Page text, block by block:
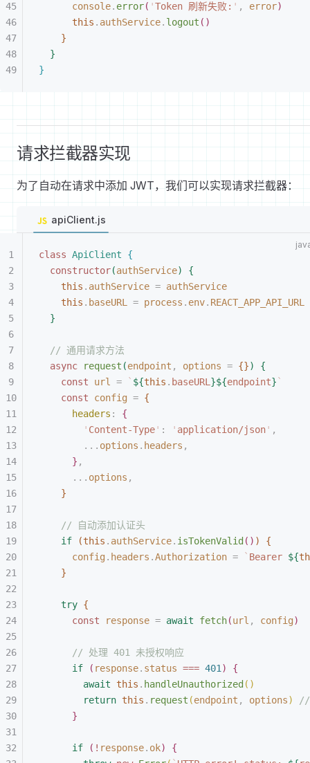
console. error( 'Token 刷新失败: ' , error)
this . authService. logout ( )
}
}
}
请求拦截器实现
为了自动在请求中添加 JWT，我们可以实现请求拦截器：
apiClient.js
class ApiClient
{
constructor(authService)
{
this . authService = authService
this . baseURL = process . env. REACT_APP_API_URL
}
// 通用请求方法
async request (endpoint , options = {})
{
const url = ` ${this . baseURL }${endpoint} `
const config = {
headers :
{
' Content-Type' : ' application/json' ,
... options . headers ,
} ,
... options ,
}
// 自动添加认证头
if
(this . authService. isTokenValid ( ) )
{
config . headers .Authorization = ` Bearer ${
}
try {
const response = await fetch(url , config)
// 处理 401 未授权响应
if
( response. status === 401 )
{
await this . handleUnauthorized ( )
return this . request (endpoint , options)
//
}
if ( ! response. ok)
{